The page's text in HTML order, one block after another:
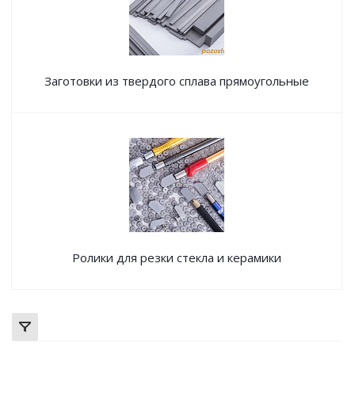
Заготовки из твердого сплава прямоугольные
Ролики для резки стекла и керамики